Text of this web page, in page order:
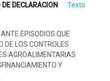
DE DECLARACION
Texto
EPISODIOS QUE
DE LOS CONTROLES
AGROALIMENTARIAS
Y